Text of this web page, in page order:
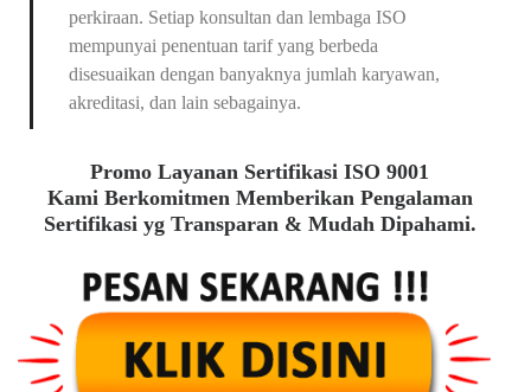
perkiraan. Setiap konsultan dan lembaga ISO
mempunyai penentuan tarif yang berbeda
disesuaikan dengan banyaknya jumlah karyawan,
akreditasi, dan lain sebagainya.
Promo Layanan Sertifikasi ISO 9001
Kami Berkomitmen Memberikan Pengalaman
Sertifikasi yg Transparan & Mudah Dipahami.